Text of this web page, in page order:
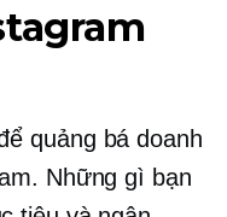
quảng bá doanh
Những gì bạn